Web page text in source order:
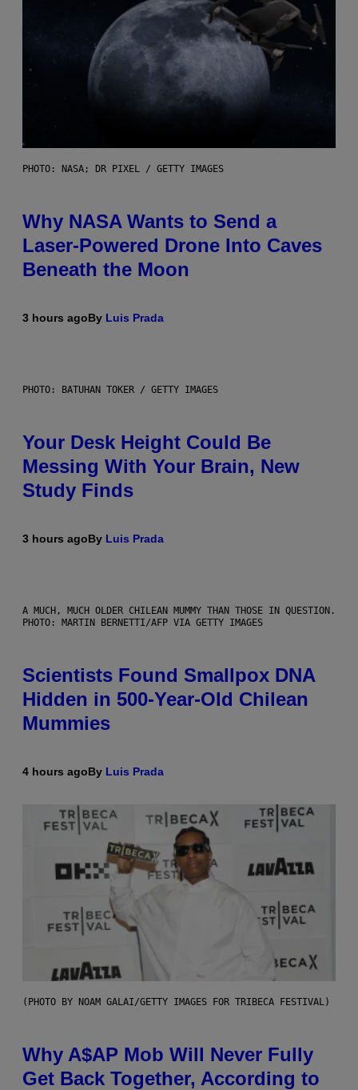
PHOTO: NASA; DR PIXEL / GETTY IMAGES
Why NASA Wants to Send a
Laser-Powered Drone Into Caves
Beneath the Moon
3 hours agoBy Luis Prada
PHOTO: BATUHAN TOKER / GETTY IMAGES
Your Desk Height Could Be
Messing With Your Brain, New
Study Finds
3 hours agoBy Luis Prada
A MUCH, MUCH OLDER CHILEAN MUMMY THAN THOSE IN QUESTION.
PHOTO: MARTIN BERNETTI/AFP VIA GETTY IMAGES
Scientists Found Smallpox DNA
Hidden in 500-Year-Old Chilean
Mummies
4 hours agoBy Luis Prada
(PHOTO BY NOAM GALAI/GETTY IMAGES FOR TRIBECA FESTIVAL)
Why A$AP Mob Will Never Fully
Get Back Together, According to